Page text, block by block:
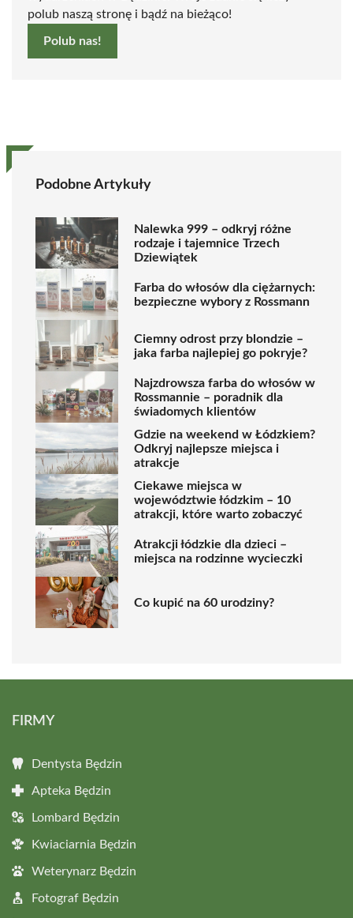
polub naszą stronę i bądź na bieżąco!
Polub nas!
Podobne Artykuły
Nalewka 999 – odkryj różne
rodzaje i tajemnice Trzech
Dziewiątek
Farba do włosów dla ciężarnych:
bezpieczne wybory z Rossmann
Ciemny odrost przy blondzie –
jaka farba najlepiej go pokryje?
Najzdrowsza farba do włosów w
Rossmannie – poradnik dla
świadomych klientów
Gdzie na weekend w Łódzkiem?
Odkryj najlepsze miejsca i
atrakcje
Ciekawe miejsca w
województwie łódzkim – 10
atrakcji, które warto zobaczyć
Atrakcji łódzkie dla dzieci –
miejsca na rodzinne wycieczki
Co kupić na 60 urodziny?
FIRMY
Dentysta Będzin
Apteka Będzin
Lombard Będzin
Kwiaciarnia Będzin
Weterynarz Będzin
Fotograf Będzin